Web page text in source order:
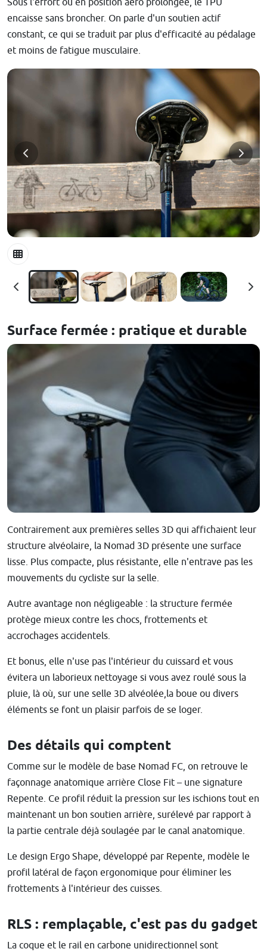
Sous l'effort ou en position aéro prolongée, le TPU
encaisse sans broncher. On parle d'un soutien actif
constant, ce qui se traduit par plus d'efficacité au pédalage
et moins de fatigue musculaire.
Surface fermée : pratique et durable
Contrairement aux premières selles 3D qui affichaient leur
structure alvéolaire, la Nomad 3D présente une surface
lisse. Plus compacte, plus résistante, elle n'entrave pas les
mouvements du cycliste sur la selle.
Autre avantage non négligeable : la structure fermée
protège mieux contre les chocs, frottements et
accrochages accidentels.
Et bonus, elle n'use pas l'intérieur du cuissard et vous
évitera un laborieux nettoyage si vous avez roulé sous la
pluie, là où, sur une selle 3D alvéolée,la boue ou divers
éléments se font un plaisir parfois de se loger.
Des détails qui comptent
Comme sur le modèle de base Nomad FC, on retrouve le
façonnage anatomique arrière Close Fit – une signature
Repente. Ce profil réduit la pression sur les ischions tout en
maintenant un bon soutien arrière, surélevé par rapport à
la partie centrale déjà soulagée par le canal anatomique.
Le design Ergo Shape, développé par Repente, modèle le
profil latéral de façon ergonomique pour éliminer les
frottements à l'intérieur des cuisses.
RLS : remplaçable, c'est pas du gadget
La coque et le rail en carbone unidirectionnel sont